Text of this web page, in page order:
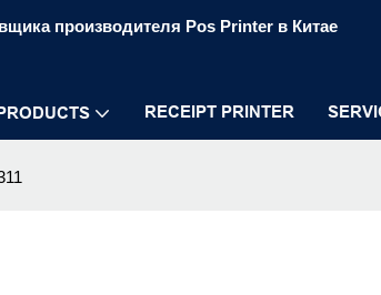
производителя Pos Printer в Китае
RECEIPT PRINTER